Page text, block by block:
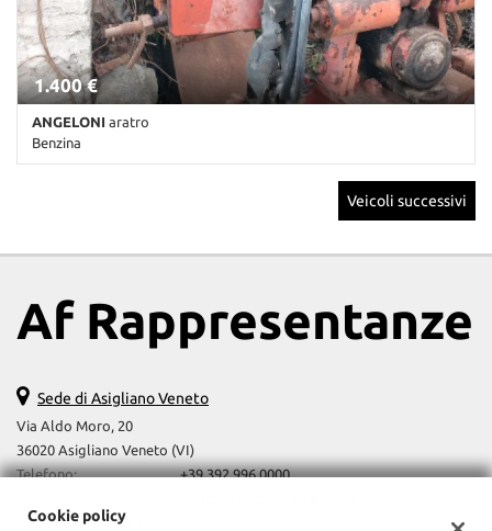
1.400 €
ANGELONI aratro
Benzina
Km non disponibile • Cambio Altro • Antracite pastello
Veicoli successivi
Af Rappresentanze
Sede di Asigliano Veneto
Via Aldo Moro, 20
36020 Asigliano Veneto (VI)
Telefono:
+39 392 996 0000
Indicazioni stradali
Cookie policy